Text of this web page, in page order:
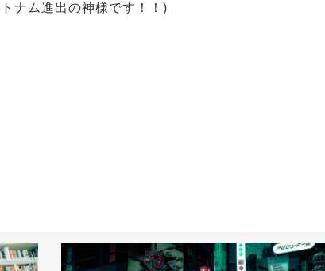
ナム進出の神様です！！)